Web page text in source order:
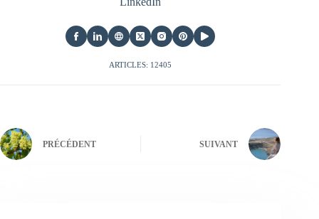
ARTICLES: 12405
PRÉCÉDENT SUIVANT